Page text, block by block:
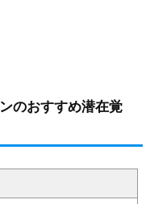
のおすすめ潜在覚